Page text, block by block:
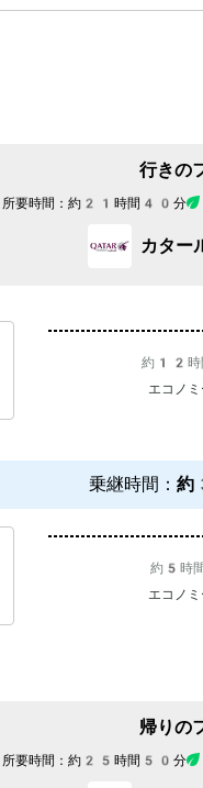
行きの
所要時間： 約21時間40分
カター
約12
エコノ
乗継時間 ：
約5時
エコノ
帰りの
所要時間： 約25時間50分